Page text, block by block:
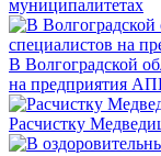
муниципалитетах
В Волгоградской
на предприятия
Расчистку